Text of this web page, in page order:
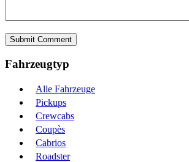
Fahrzeugtyp
Alle Fahrzeuge
Pickups
Crewcabs
Coupès
Cabrios
Roadster